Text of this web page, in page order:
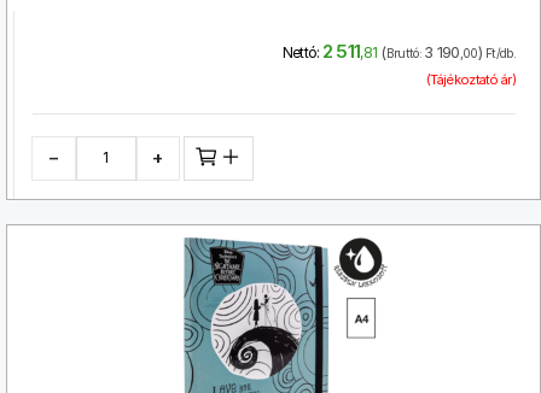
Nettó: 2 511,81 (Bruttó: 3 190,00) Ft/db.
(Tájékoztató ár)
− +